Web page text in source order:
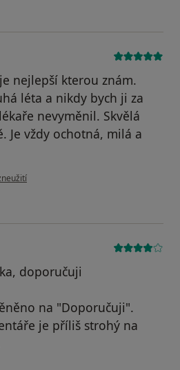
nejlepší kterou znám.
léta a nikdy bych ji za
nevyměnil. Skvělá
Je vždy ochotná, milá a
uživatele Zdeněk Ježek
doporučuji
na "Doporučuji".
je příliš strohý na